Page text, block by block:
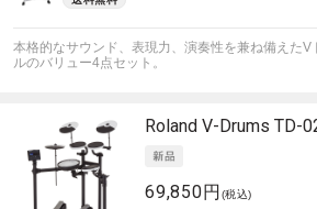
本格的なサウンド、表現力、演奏性を兼ね備えた
ルのバリュー4点セット。
Roland V-Drums TD-
69,850円 (税込)